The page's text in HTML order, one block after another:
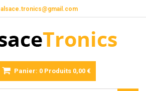
alsace.tronics@gmail.com
Panier: 0 Produits 0,00 €